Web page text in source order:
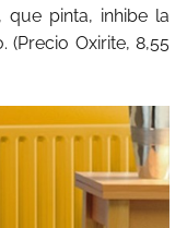
que pinta, inhibe la
Oxirite, 8,55